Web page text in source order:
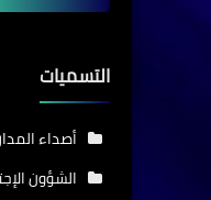
التسميات
أصداء
الشؤون